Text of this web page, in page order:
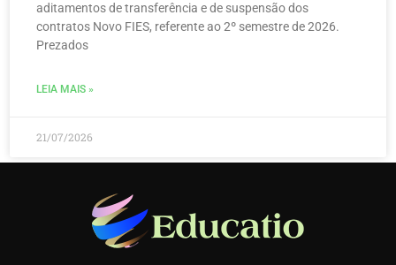
aditamentos de transferência e de suspensão dos
contratos Novo FIES, referente ao 2º semestre de 2026.
Prezados
LEIA MAIS »
21/07/2026